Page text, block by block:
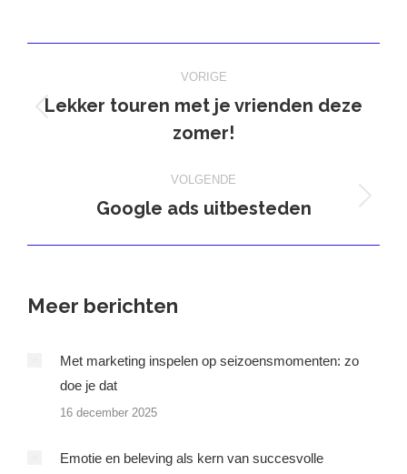
navigatie
VORIGE
Vorig
bericht
Lekker touren met je vrienden deze
zomer!
VOLGENDE
Volgend
Google ads uitbesteden
Meer berichten
Met marketing inspelen op seizoensmomenten: zo
doe je dat
16 december 2025
Emotie en beleving als kern van succesvolle